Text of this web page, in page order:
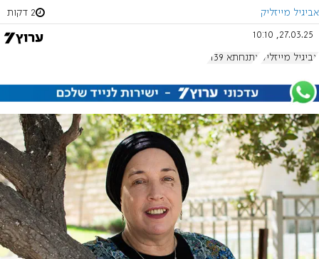
אביגיל מייזליק 2 דקות
27.03.25, 10:10
אביגיל מייזליק אתנחתא 1139